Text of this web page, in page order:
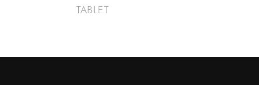
TABLET